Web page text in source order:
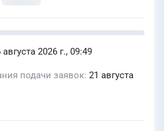
августа 2026 г., 09:49
подачи заявок 21 августа